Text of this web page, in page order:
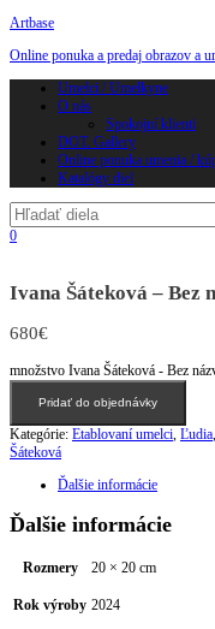
Artbase
Online ponuka a predaj obrazov a
Toggle
navigation
Umelci / Umelkyne
O nás
Spokojní klienti
DOT. Gallery
Online ponuka umenia /
Katalógy diel
0
Ivana Šáteková – Bez
680€
množstvo Ivana Šáteková - Bez
Pridať do objednávky
Kategórie: Etablovaní umelci, Ľudia,
Šáteková
Ďalšie informácie
Ďalšie informácie
Rozmery 20 × 20 cm
Rok výroby 2024